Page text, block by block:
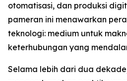
otomatisasi, dan produksi
pameran ini menawarkan
teknologi: medium untuk
keterhubungan yang
Selama lebih dari dua